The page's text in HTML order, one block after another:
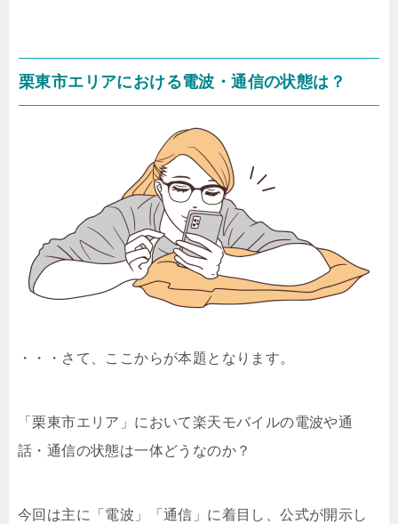
栗東市エリアにおける電波・通信の状態は？
・・・さて、ここからが本題となります。
「栗東市エリア」において楽天モバイルの電波や通
話・通信の状態は一体どうなのか？
今回は主に「電波」「通信」に着目し、公式が開示し